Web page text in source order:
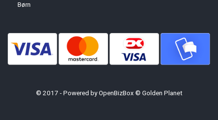
Børn
© 2017 - Powered byOpenBizBox © Golden Planet